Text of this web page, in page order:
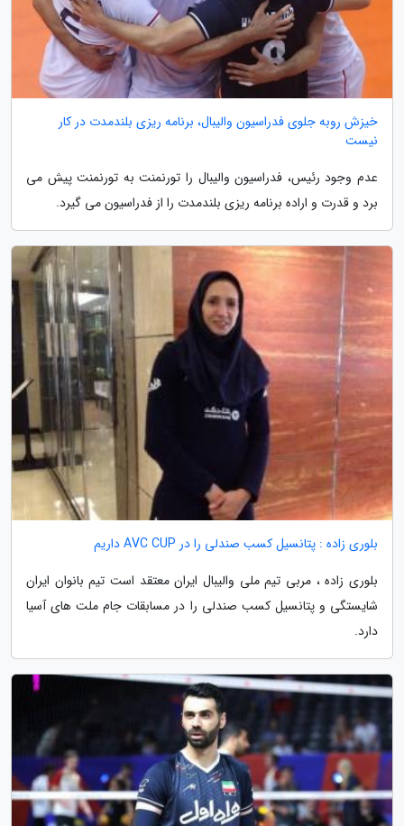
خیزش روبه جلوی فدراسیون والیبال، برنامه ریزی بلندمدت در کار
نیست
عدم وجود رئیس، فدراسیون والیبال را تورنمنت به تورنمنت پیش می
برد و قدرت و اراده برنامه ریزی بلندمدت را از فدراسیون می گیرد.
بلوری زاده : پتانسیل کسب صندلی را در AVC CUP داریم
بلوری زاده ، مربی تیم ملی والیبال ایران معتقد است تیم بانوان ایران
شایستگی و پتانسیل کسب صندلی را در مسابقات جام ملت های آسیا
دارد.